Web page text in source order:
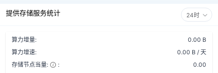
提供存储服务统计 24时
算力增量:
0.00 B
算力增速:
0.00 B / 天
存储节点当量:
:
0.00